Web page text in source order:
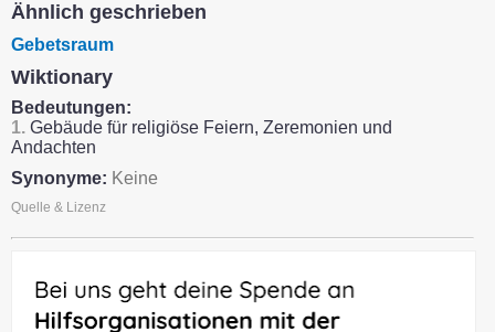
Ähnlich geschrieben
Gebetsraum
Wiktionary
Bedeutungen:
1. Gebäude für religiöse Feiern, Zeremonien und
Andachten
Synonyme: Keine
Quelle & Lizenz